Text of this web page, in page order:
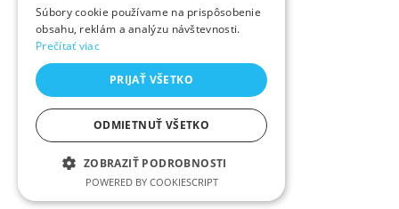
Súbory cookie používame na prispôsobenie
obsahu, reklám a analýzu návštevnosti.
Prečítať viac
PRIJAŤ VŠETKO
ODMIETNUŤ VŠETKO
ZOBRAZIŤ PODROBNOSTI
POWERED BY COOKIESCRIPT